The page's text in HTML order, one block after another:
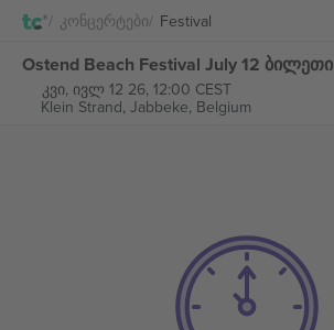
Კონცერტები Festival
Ostend Beach Festival July 12 ბილეთი
კვი, ივლ 12 26, 12:00 CEST
Klein Strand, Jabbeke, Belgium